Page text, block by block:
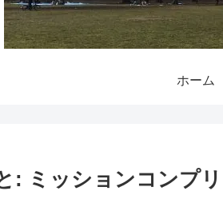
ホーム
: ミッションコンプ